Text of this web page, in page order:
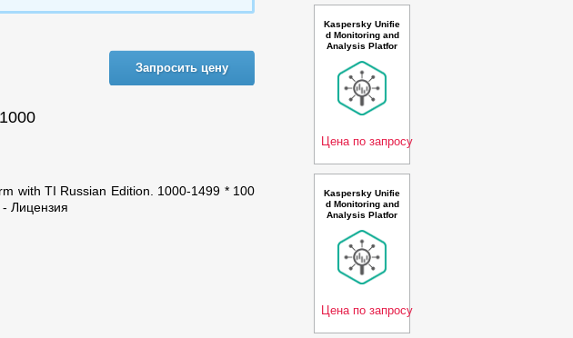
Запросить цену
with TI Russian Edition. 1000-1499 * 100
Лицензия
Kaspersky Unifie
d Monitoring and
Analysis Platfor
n Edition. 10-14 *
100 events per s
econd 2 year Ba
se Premium Lice
nse - Лицензия
Цена по запросу
Kaspersky Unifie
d Monitoring and
Analysis Platfor
mpatible with Net
flow support Rus
sian Edition. 250
-499 * 100 event
s per second 2 y
Цена по запросу